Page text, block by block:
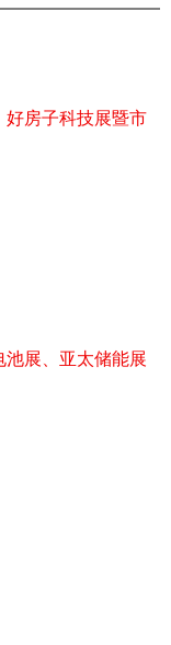
好房子科技展暨市
展、亚太储能展